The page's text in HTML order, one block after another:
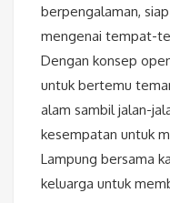
berpengalaman,
mengenai tempat-
Dengan konsep
untuk bertemu
alam sambil jalan-
kesempatan untuk
Lampung bersama
keluarga untuk